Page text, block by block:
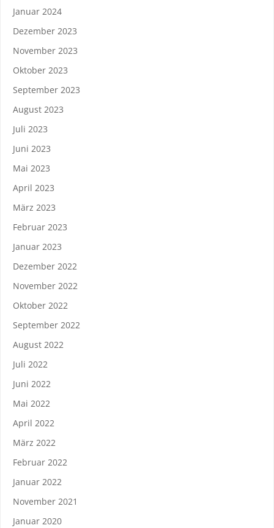
Januar 2024
Dezember 2023
November 2023
Oktober 2023
September 2023
August 2023
Juli 2023
Juni 2023
Mai 2023
April 2023
März 2023
Februar 2023
Januar 2023
Dezember 2022
November 2022
Oktober 2022
September 2022
August 2022
Juli 2022
Juni 2022
Mai 2022
April 2022
März 2022
Februar 2022
Januar 2022
November 2021
Januar 2020